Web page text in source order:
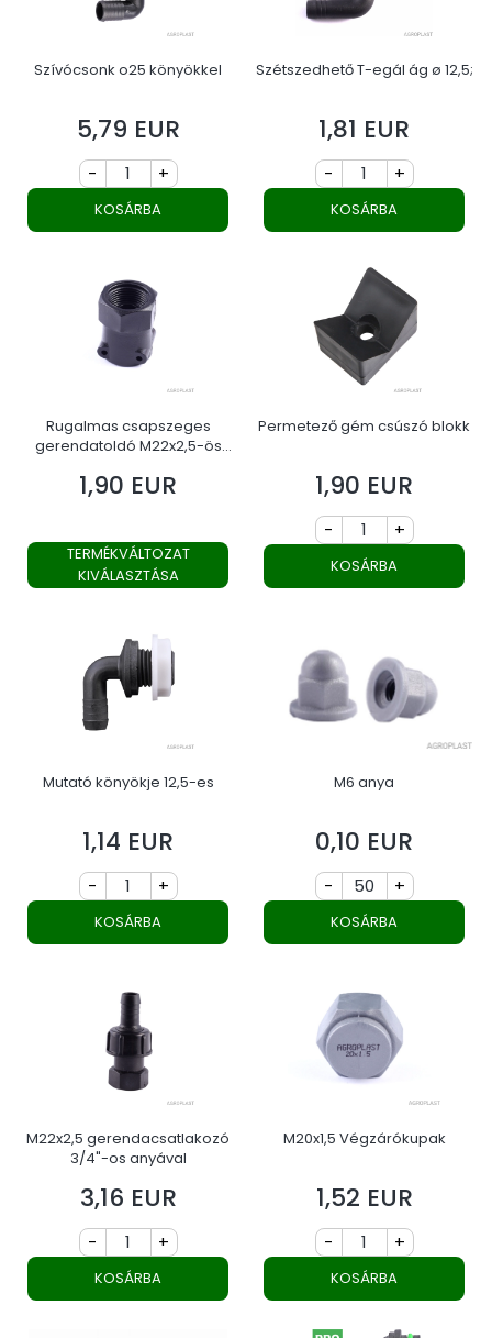
Szívócsonk o25 könyökkel
Ár
5,79 EUR
- +
KOSÁRBA
Szétszedhető T-egál ág ø 12,5;
Ár
1,81 EUR
- +
KOSÁRBA
Rugalmas csapszeges
gerendatoldó M22x2,5-ös
anyával
Ár
1,90 EUR
TERMÉKVÁLTOZAT
KIVÁLASZTÁSA
Permetező gém csúszó blokk
Ár
1,90 EUR
- +
KOSÁRBA
Mutató könyökje 12,5-es
Ár
1,14 EUR
- +
KOSÁRBA
M6 anya
Ár
0,10 EUR
- +
KOSÁRBA
M22x2,5 gerendacsatlakozó
3/4"-os anyával
Ár
3,16 EUR
- +
KOSÁRBA
M20x1,5 Végzárókupak
Ár
1,52 EUR
- +
KOSÁRBA